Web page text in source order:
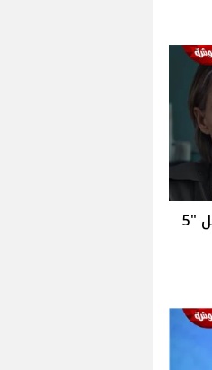
حقيقة بطولة نيكولاس كيج لمسلسل "5